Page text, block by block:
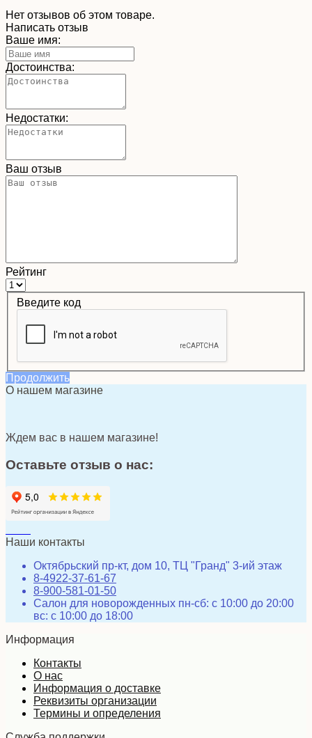
Нет отзывов об этом товаре.
Написать отзыв
Ваше имя:
Достоинства:
Недостатки:
Ваш отзыв
Рейтинг
Введите код
Продолжить
О нашем магазине
Ждем вас в нашем магазине!
Оставьте отзыв о нас:
Наши контакты
Октябрьский пр-кт, дом 10, ТЦ "Гранд" 3-ий этаж
8-4922-37-61-67
8-900-581-01-50
Салон для новорожденных пн-сб: с 10:00 до 20:00
вс: с 10:00 до 18:00
Информация
Контакты
О нас
Информация о доставке
Реквизиты организации
Термины и определения